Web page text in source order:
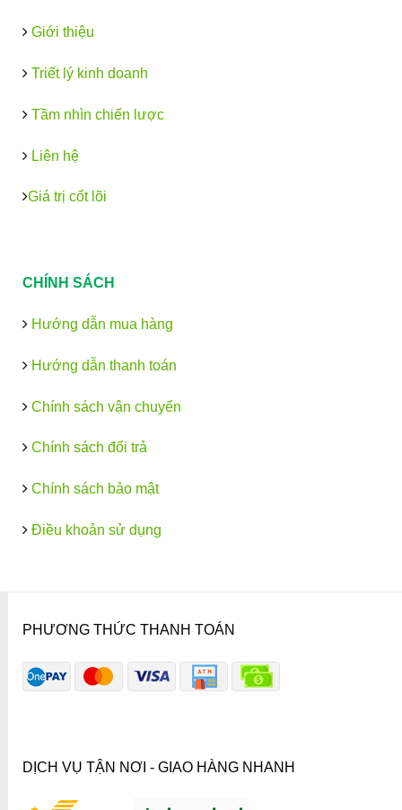
Giới thiệu
Triết lý kinh doanh
Tầm nhìn chiến lược
Liên hệ
Giá trị cốt lõi
CHÍNH SÁCH
Hướng dẫn mua hàng
Hướng dẫn thanh toán
Chính sách vận chuyển
Chính sách đổi trả
Chính sách bảo mật
Điều khoản sử dụng
PHƯƠNG THỨC THANH TOÁN
DỊCH VỤ TẬN NƠI - GIAO HÀNG NHANH